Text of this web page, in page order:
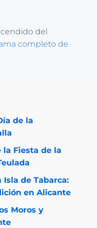
del
completo de
de la
la Fiesta de la
Isla de Tabarca:
en Alicante
Moros y